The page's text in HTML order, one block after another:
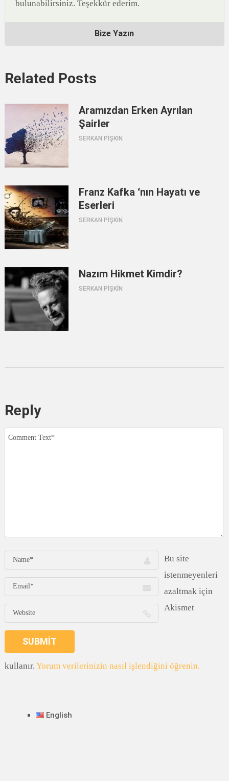
bulunabilirsiniz. Teşekkür ederim.
Bize Yazın
Related Posts
Aramızdan Erken Ayrılan
Şairler
SERKAN PİŞKİN
Franz Kafka ‘nın Hayatı ve
Eserleri
SERKAN PİŞKİN
Nazım Hikmet Kimdir?
SERKAN PİŞKİN
Reply
Bu site
istenmeyenleri
azaltmak için
Akismet
kullanır. Yorum verilerinizin nasıl işlendiğini öğrenin.
English